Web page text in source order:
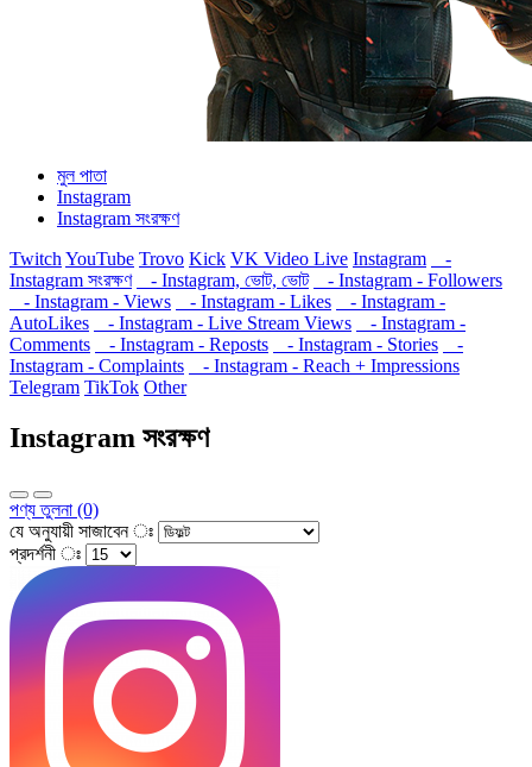
মুল পাতা
Instagram
Instagram সংরক্ষণ
Twitch YouTube Trovo Kick VK Video Live Instagram
-
Instagram সংরক্ষণ
- Instagram, ভোট, ভোট
- Instagram - Followers
- Instagram - Views
- Instagram - Likes
- Instagram -
AutoLikes
- Instagram - Live Stream Views
- Instagram -
Comments
- Instagram - Reposts - Instagram - Stories
-
Instagram - Complaints
- Instagram - Reach + Impressions
Telegram TikTok Other
Instagram সংরক্ষণ
পণ্য তুলনা (0)
যে অনুযায়ী সাজাবেন ঃ
প্রদর্শনী ঃ